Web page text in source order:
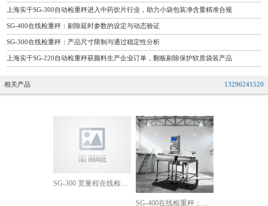
上海实干SG-300自动检重秤进入中药饮片行业，助力小袋包装净含量精准合规
SG-400在线检重秤：剔除延时参数的设定与动态验证
SG-300在线检重秤：产品尺寸限制与通过稳定性分析
上海实干SG-220自动检重秤获颜料生产企业订单，翻板剔除保护软质袋装产品
相关产品 13296241520
SG-300 宽量程在线检重秤：5-3000g 量程段的中大包装在线重量检测方案
SG-400在线检重秤：剔除延时参数的设定与动态验证